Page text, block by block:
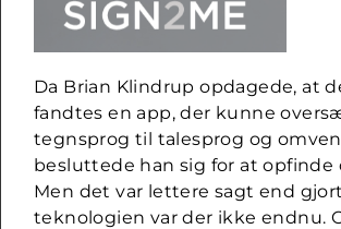
Da Brian Klindrup opdagede, at
fandtes en app, der kunne
tegnsprog til talesprog og
besluttede han sig for at opfinde
Men det var lettere sagt end
teknologien var der ikke endnu.